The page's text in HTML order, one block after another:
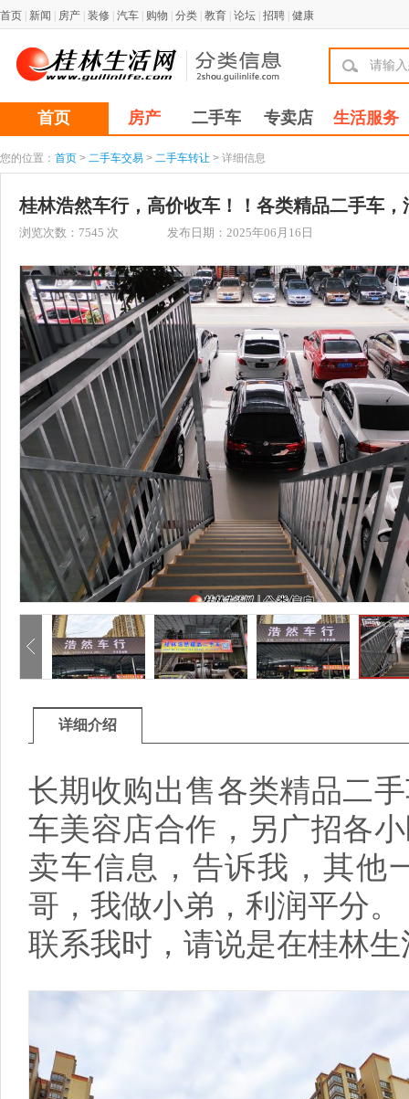
首页 新闻 房产 装修 汽车 购物 分类 教育 论坛 招聘 健康
首页 房产 二手车 专卖店 生活服务
您的位置： 首页 > 二手车交易 > 二手车转让 > 详细信息
桂林浩然车行，高价收车！！各类精品二手车，
浏览次数： 7545 次 发布日期：2025年06月16日
详细介绍
长期收购出售各类精品二
车美容店合作，另广招各
卖车信息，告诉我，其他
哥，我做小弟，利润平分。
联系我时，请说是在桂林